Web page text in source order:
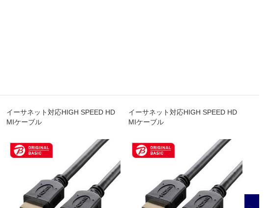
イーサネット対応HIGH SPEED HD
MIケーブル
イーサネット対応HIGH SPEED HD
MIケーブル